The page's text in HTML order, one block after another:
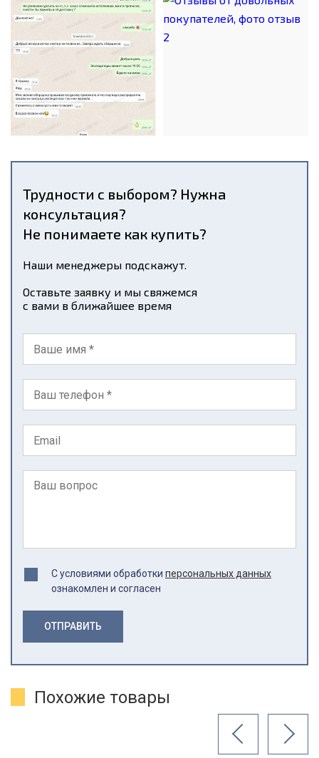
Трудности с выбором? Нужна
консультация?
Не понимаете как купить?
Наши менеджеры подскажут.
Оставьте заявку и мы свяжемся
с вами в ближайшее время
С условиями обработки персональных данных
ознакомлен и согласен
ОТПРАВИТЬ
Похожие товары